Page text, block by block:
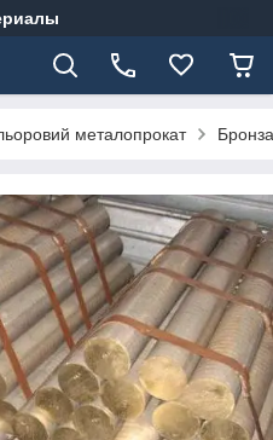
металопрокат Бронза